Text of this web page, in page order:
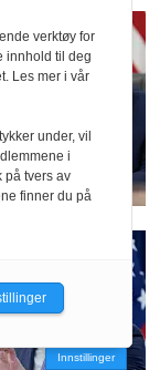
Innstillinger
verktøy for
innhold til deg
Les mer i vår
under, vil
i
på tvers av
finner du på